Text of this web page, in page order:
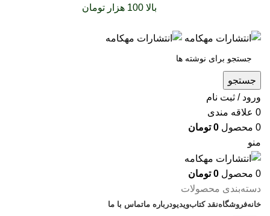
بالا 100 هزار تومان
جستجو
ورود / ثبت نام
0 علاقه مندی
0 محصول 0 تومان
منو
0 محصول 0 تومان
دسته‌بندی محصولات
خانهفروشگاهنقد کتابویدیودرباره‌ ماتماس با ما